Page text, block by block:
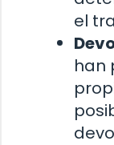
el
han